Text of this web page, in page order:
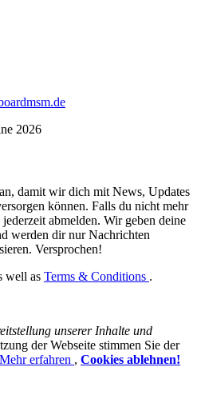
2026
damit wir dich mit News, Updates
können. Falls du nicht mehr
abmelden. Wir geben deine
werden dir nur Nachrichten
Versprochen!
well as Terms & Conditions .
unserer Inhalte und
der Webseite stimmen Sie der
Mehr erfahren , Cookies ablehnen!